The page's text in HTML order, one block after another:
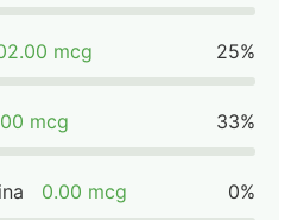
mcg 25%
mcg 33%
0.00 mcg 0%